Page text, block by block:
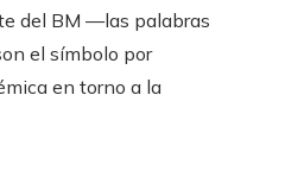
del BM —las palabras
el símbolo por
en torno a la